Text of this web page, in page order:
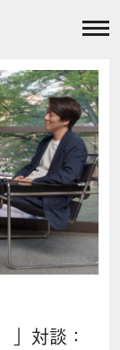
」対談：